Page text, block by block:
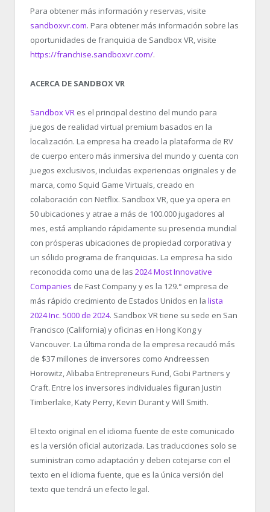
Para obtener más información y reservas, visite
sandboxvr.com. Para obtener más información sobre las
oportunidades de franquicia de Sandbox VR, visite
https://franchise.sandboxvr.com/.
ACERCA DE SANDBOX VR
Sandbox VR es el principal destino del mundo para
juegos de realidad virtual premium basados en la
localización. La empresa ha creado la plataforma de RV
de cuerpo entero más inmersiva del mundo y cuenta con
juegos exclusivos, incluidas experiencias originales y de
marca, como Squid Game Virtuals, creado en
colaboración con Netflix. Sandbox VR, que ya opera en
50 ubicaciones y atrae a más de 100.000 jugadores al
mes, está ampliando rápidamente su presencia mundial
con prósperas ubicaciones de propiedad corporativa y
un sólido programa de franquicias. La empresa ha sido
reconocida como una de las 2024 Most Innovative
Companies de Fast Company y es la 129.° empresa de
más rápido crecimiento de Estados Unidos en la lista
2024 Inc. 5000 de 2024. Sandbox VR tiene su sede en San
Francisco (California) y oficinas en Hong Kong y
Vancouver. La última ronda de la empresa recaudó más
de $37 millones de inversores como Andreessen
Horowitz, Alibaba Entrepreneurs Fund, Gobi Partners y
Craft. Entre los inversores individuales figuran Justin
Timberlake, Katy Perry, Kevin Durant y Will Smith.
El texto original en el idioma fuente de este comunicado
es la versión oficial autorizada. Las traducciones solo se
suministran como adaptación y deben cotejarse con el
texto en el idioma fuente, que es la única versión del
texto que tendrá un efecto legal.